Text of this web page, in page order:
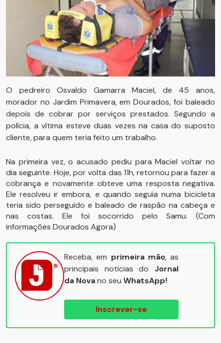
O pedreiro Osvaldo Gamarra Maciel, de 45 anos,
morador no Jardim Primavera, em Dourados, foi baleado
depois de cobrar por serviços prestados. Segundo a
polícia, a vítima esteve duas vezes na casa do suposto
cliente, para quem teria feito um trabalho.
Na primeira vez, o acusado pediu para Maciel voltar no
dia seguinte. Hoje, por volta das 11h, retornou para fazer a
cobrança e novamente obteve uma resposta negativa.
Ele resolveu ir embora, e quando seguia numa bicicleta
teria sido perseguido e baleado de raspão na cabeça e
nas costas. Ele foi socorrido pelo Samu. (Com
informações Dourados Agora)
Receba, em primeira mão, as
principais notícias do Jornal
da Novano seu WhatsApp!
Inscrever-se